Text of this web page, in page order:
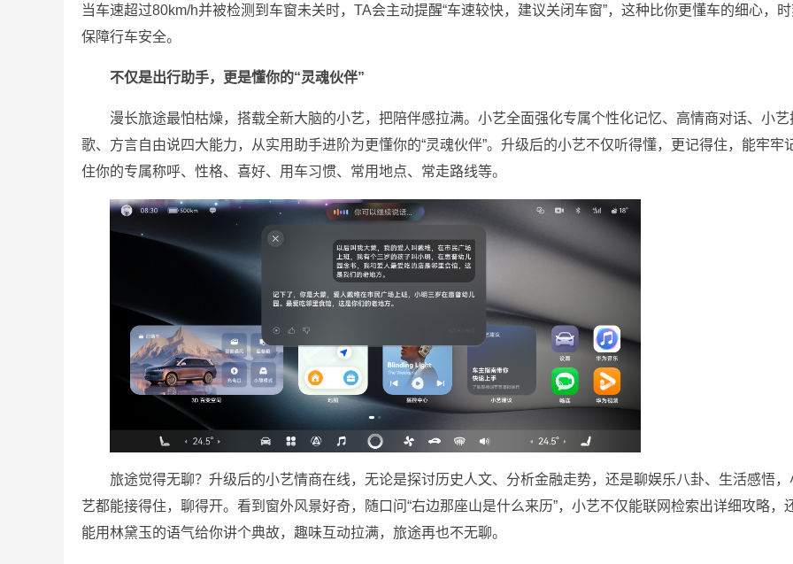
当车速超过80km/h并被检测到车窗未关时，TA会主动提醒“车速较快，建议关闭车窗”，这种比你更懂车的细心，时
保障行车安全。
不仅是出行助手，更是懂你的“灵魂伙伴”
漫长旅途最怕枯燥，搭载全新大脑的小艺，把陪伴感拉满。小艺全面强化专属个性化记忆、高情商对话、小艺
歌、方言自由说四大能力，从实用助手进阶为更懂你的“灵魂伙伴”。升级后的小艺不仅听得懂，更记得住，能牢牢
住你的专属称呼、性格、喜好、用车习惯、常用地点、常走路线等。
旅途觉得无聊？升级后的小艺情商在线，无论是探讨历史人文、分析金融走势，还是聊娱乐八卦、生活感悟，
艺都能接得住，聊得开。看到窗外风景好奇，随口问“右边那座山是什么来历”，小艺不仅能联网检索出详细攻略，
能用林黛玉的语气给你讲个典故，趣味互动拉满，旅途再也不无聊。